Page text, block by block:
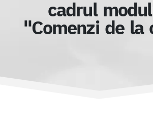
cadrul
"Comenzi de la